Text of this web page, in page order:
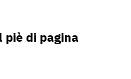
piè di pagina